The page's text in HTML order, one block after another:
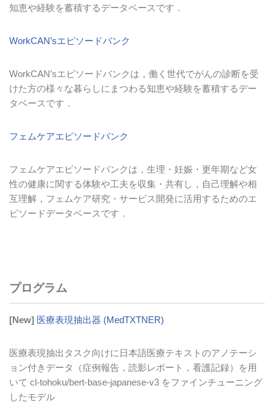
知恵や経験を蓄積するデータベースです．
WorkCAN’sエピソードバンク
WorkCAN’sエピソードバンクは，働く世代でがんの診断を受
けた方の様々な暮らしにまつわる知恵や経験を蓄積するデー
タベースです．
フェムケアエピソードバンク
フェムケアエピソードバンクは，生理・妊娠・更年期など女
性の健康に関する体験や工夫を収集・共有し，自己理解や相
互理解，フェムケア研究・サービス開発に活用するためのエ
ピソードデータベースです．
プログラム
[New] 医療表現抽出器 (MedTXTNER)
医療表現抽出タスク向けに日本語医療テキストのアノテーシ
ョン付きデータ（症例報告，読影レポート，看護記録）を用
いて cl-tohoku/bert-base-japanese-v3 をファインチューニング
したモデル